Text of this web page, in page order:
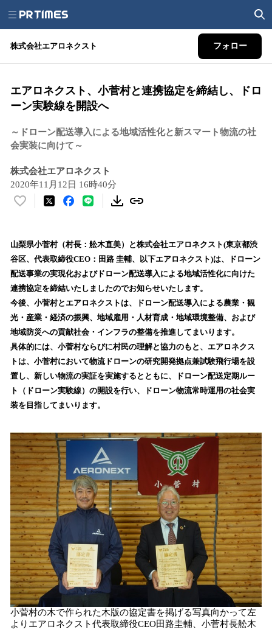
株式会社エアロネクスト フォロー
エアロネクスト、小菅村と連携協定を締結し、ドロ
ーン実験線を開設へ
～ドローン配送導入による地域活性化と新スマート物流の社
会実装に向けて～
株式会社エアロネクスト
2020年11月12日 16時40分
い
！
数
を
読
み
込
み
中
で
す
山梨県小菅村（村長：舩木直美）と株式会社エアロネクスト(東京都渋
谷区、代表取締役CEO：田路 圭輔、以下エアロネクスト)は、ドローン
配送事業の実現化およびドローン配送導入による地域活性化に向けた
連携協定を締結いたしましたのでお知らせいたします。
今後、小菅村とエアロネクストは、ドローン配送導入による農業・観
光・産業・経済の振興、地域雇用・人材育成・地域環境整備、および
地域防災への貢献社会・インフラの整備を推進してまいります。
具体的には、小菅村ならびに村民の理解と協力のもと、エアロネクス
トは、小菅村において物流ドローンの研究開発拠点兼試験飛行場を設
置し、新しい物流の実証を実施するとともに、ドローン配送定期ルー
ト（ドローン実験線）の開設を行い、ドローン物流常時運用の社会実
装を目指してまいります。
小菅村の木で作られた木版の協定書を掲げる写真向かって左
よりエアロネクスト代表取締役CEO田路圭輔、小菅村長舩木